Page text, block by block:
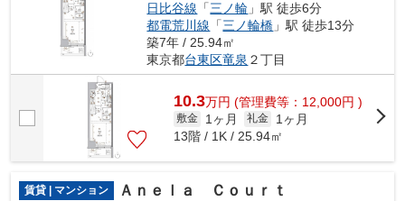
日比谷線 「三ノ輪 」駅 徒歩6分
都電荒川線 「三ノ輪橋 」駅 徒歩13分
築7年 / 25.94㎡
東京都台東区竜泉 ２丁目
10.3万円 (管理費等：12,000円 )
敷金 1ヶ月 礼金
1ヶ月
13階 / 1K / 25.94㎡
賃貸 | マンション Ａｎｅｌａ Ｃｏｕｒｔ